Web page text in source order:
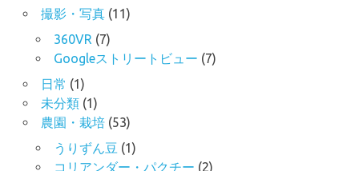
撮影・写真 (11)
360VR (7)
Googleストリートビュー (7)
日常 (1)
未分類(1)
農園・栽培(53)
うりずん豆 (1)
コリアンダー・パクチー (2)